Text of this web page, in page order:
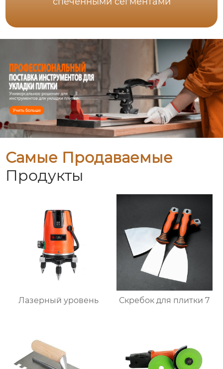
Самые Продаваемые
Продукты
Лазерный уровень Скребок для плитки 7